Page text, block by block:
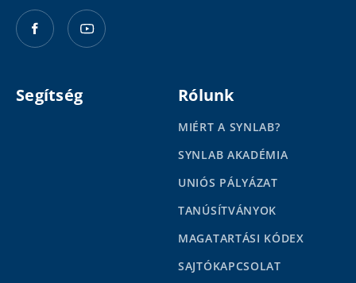
Segítség Rólunk
MIÉRT A SYNLAB?
SYNLAB AKADÉMIA
UNIÓS PÁLYÁZAT
TANÚSÍTVÁNYOK
MAGATARTÁSI KÓDEX
SAJTÓKAPCSOLAT